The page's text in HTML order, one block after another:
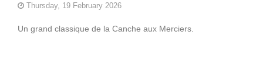
Thursday, 19 February 2026
Un grand classique de la Canche aux Merciers.